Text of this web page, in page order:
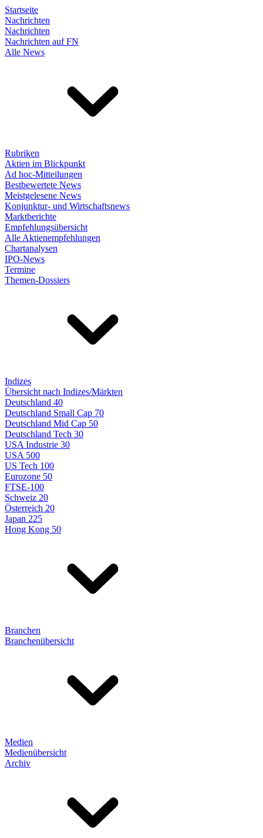
Startseite
Nachrichten
Nachrichten
Nachrichten auf FN
Alle News
Rubriken
Aktien im Blickpunkt
Ad hoc-Mitteilungen
Bestbewertete News
Meistgelesene News
Konjunktur- und Wirtschaftsnews
Marktberichte
Empfehlungsübersicht
Alle Aktienempfehlungen
Chartanalysen
IPO-News
Termine
Themen-Dossiers
Indizes
Übersicht nach Indizes/Märkten
Deutschland 40
Deutschland Small Cap 70
Deutschland Mid Cap 50
Deutschland Tech 30
USA Industrie 30
USA 500
US Tech 100
Eurozone 50
FTSE-100
Schweiz 20
Österreich 20
Japan 225
Hong Kong 50
Branchen
Branchenübersicht
Medien
Medienübersicht
Archiv